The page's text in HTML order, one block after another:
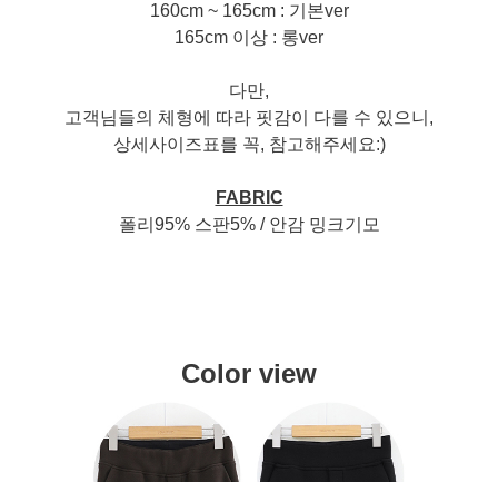
160cm ~ 165cm : 기본ver
165cm 이상 : 롱ver
다만,
고객님들의 체형에 따라 핏감이 다를 수 있으니,
상세사이즈표를 꼭, 참고해주세요:)
FABRIC
폴리95% 스판5% / 안감 밍크기모
Color view